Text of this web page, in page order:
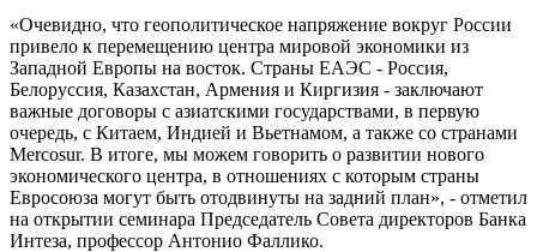
«Очевидно, что геополитическое напряжение вокруг России
привело к перемещению центра мировой экономики из
Западной Европы на восток. Страны ЕАЭС - Россия,
Белоруссия, Казахстан, Армения и Киргизия - заключают
важные договоры с азиатскими государствами, в первую
очередь, с Китаем, Индией и Вьетнамом, а также со странами
Mercosur. В итоге, мы можем говорить о развитии нового
экономического центра, в отношениях с которым страны
Евросоюза могут быть отодвинуты на задний план», - отметил
на открытии семинара Председатель Совета директоров Банка
Интеза, профессор Антонио Фаллико.